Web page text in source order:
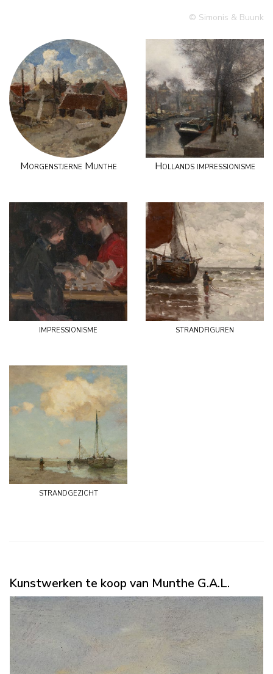
© Simonis & Buunk
Morgenstjerne Munthe Hollands impressionisme
impressionisme strandfiguren
strandgezicht
Kunstwerken te koop van Munthe G.A.L.